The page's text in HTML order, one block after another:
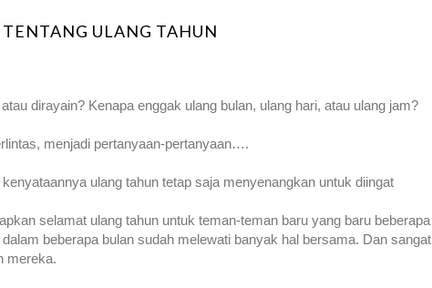
TENTANG ULANG TAHUN
dirayain? Kenapa enggak ulang bulan, ulang hari, atau ulang jam?
menjadi pertanyaan-pertanyaan….
ulang tahun tetap saja menyenangkan untuk diingat
selamat ulang tahun untuk teman-teman baru yang baru beberapa
beberapa bulan sudah melewati banyak hal bersama. Dan sangat
mereka.